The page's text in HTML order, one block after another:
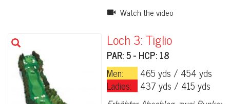
Watch the video
Loch 3: Tiglio
PAR: 5 - HCP: 18
Men:
465 yds / 454 yds
Ladies:
437 yds / 415 yds